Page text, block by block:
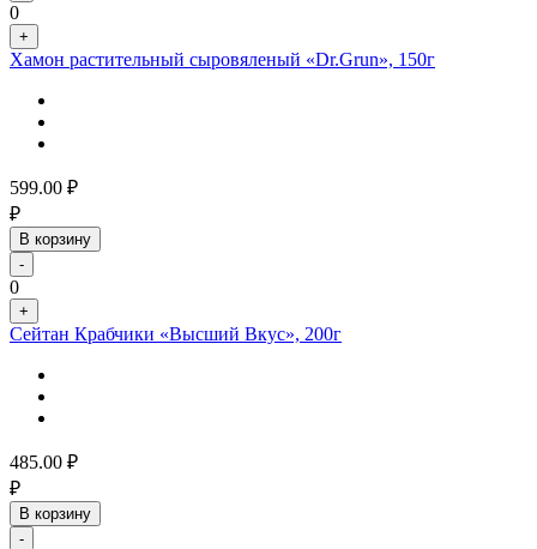
0
+
Хамон растительный сыровяленый «Dr.Grun», 150г
599.00 ₽
₽
В корзину
-
0
+
Сейтан Крабчики «Высший Вкус», 200г
485.00 ₽
₽
В корзину
-